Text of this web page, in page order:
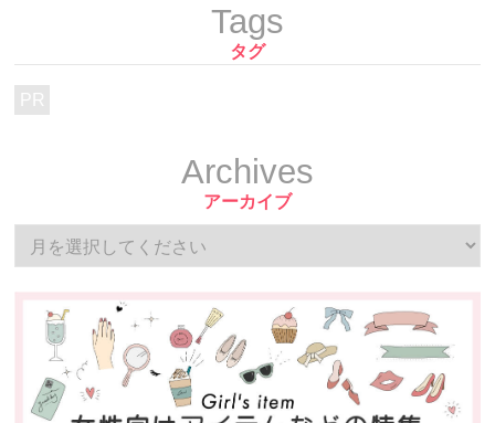
Tags
タグ
PR
Archives
アーカイブ